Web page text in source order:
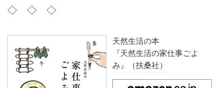
◇ ◇ ◇
天然生活の本
『天然生活の家仕事ごよ
み』（扶桑社）